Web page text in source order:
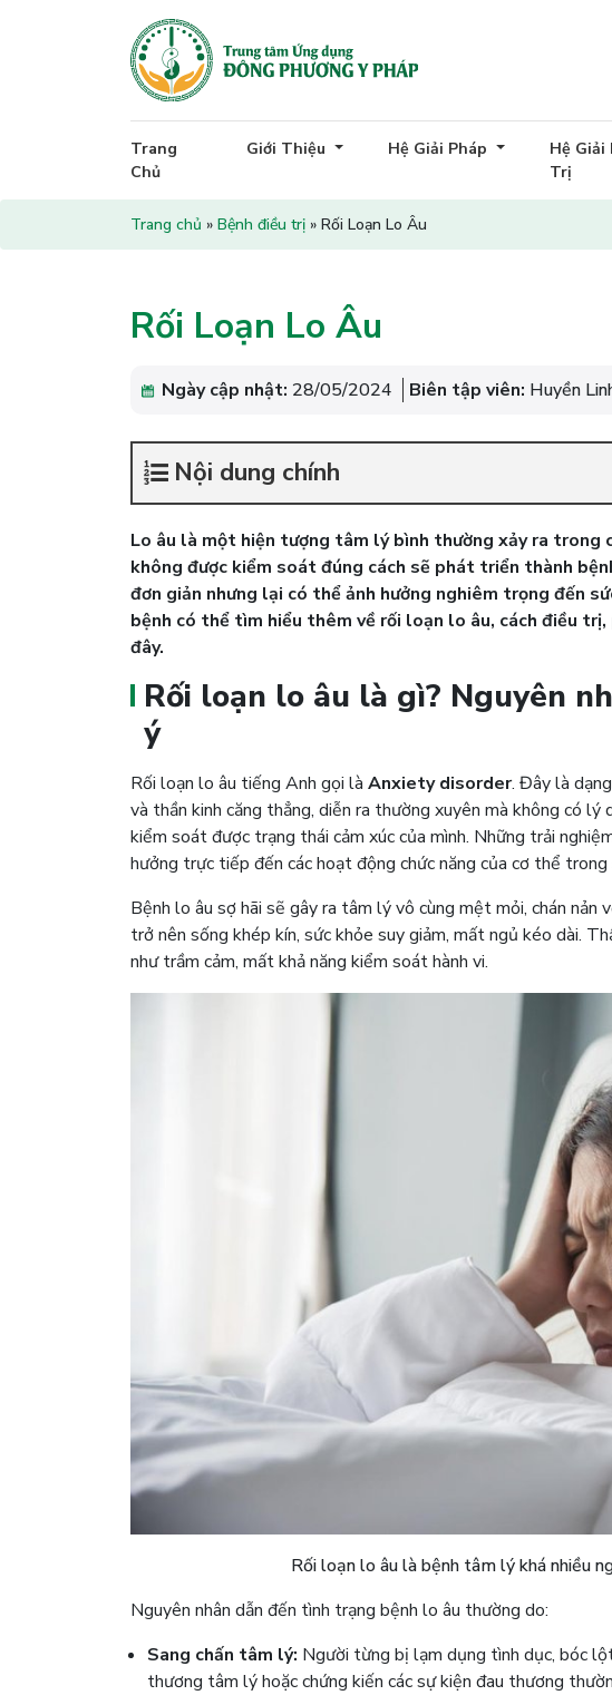
Trang
Chủ
Giới Thiệu Hệ Giải Pháp
Hệ Giải
Trị
Trang chủ » Bệnh điều trị » Rối Loạn Lo Âu
Rối Loạn Lo Âu
Ngày cập nhật: 28/05/2024 Biên tập viên: Huyền
Nội dung chính
Lo âu là một hiện tượng tâm lý bình thường xảy ra trong
không được kiểm soát đúng cách sẽ phát triển thành
đơn giản nhưng lại có thể ảnh hưởng nghiêm trọng đến
bệnh có thể tìm hiểu thêm về rối loạn lo âu, cách điều
đây.
Rối loạn lo âu là gì? Nguyên
ý
Rối loạn lo âu tiếng Anh gọi là Anxiety disorder. Đây là
và thần kinh căng thẳng, diễn ra thường xuyên mà không có
kiểm soát được trạng thái cảm xúc của mình. Những trải
hưởng trực tiếp đến các hoạt động chức năng của cơ thể trong
Bệnh lo âu sợ hãi sẽ gây ra tâm lý vô cùng mệt mỏi, chán nản
trở nên sống khép kín, sức khỏe suy giảm, mất ngủ kéo dài.
như trầm cảm, mất khả năng kiểm soát hành vi.
Rối loạn lo âu là bệnh tâm lý khá nhiều
Nguyên nhân dẫn đến tình trạng bệnh lo âu thường do:
Sang chấn tâm lý: Người từng bị lạm dụng tình dục, bóc
thương tâm lý hoặc chứng kiến ​​các sự kiện đau thương